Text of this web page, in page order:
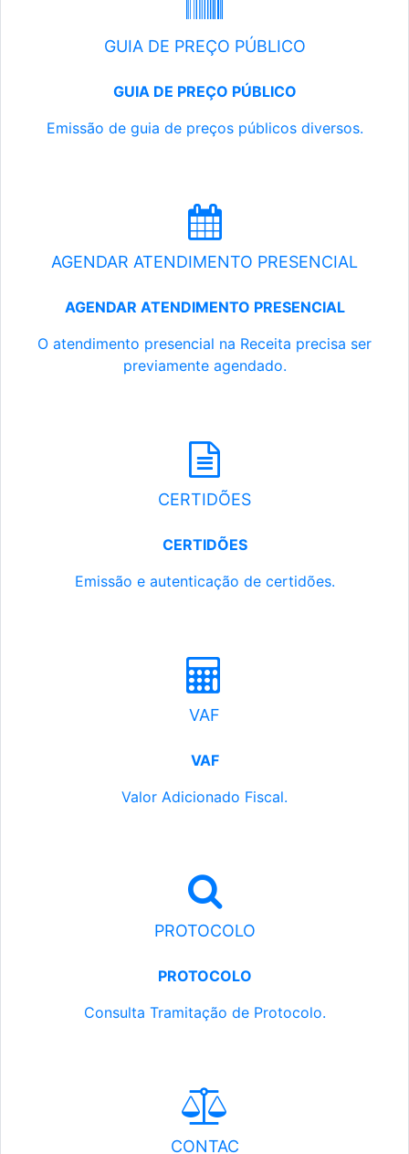
GUIA DE PREÇO PÚBLICO
GUIA DE PREÇO PÚBLICO
Emissão de guia de preços públicos diversos.
AGENDAR ATENDIMENTO PRESENCIAL
AGENDAR ATENDIMENTO PRESENCIAL
O atendimento presencial na Receita precisa ser
previamente agendado.
CERTIDÕES
CERTIDÕES
Emissão e autenticação de certidões.
VAF
VAF
Valor Adicionado Fiscal.
PROTOCOLO
PROTOCOLO
Consulta Tramitação de Protocolo.
CONTAC